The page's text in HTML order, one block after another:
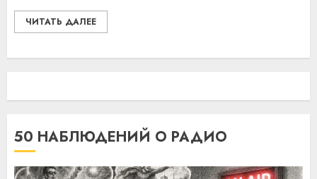
ЧИТАТЬ ДАЛЕЕ
50 НАБЛЮДЕНИЙ О РАДИО